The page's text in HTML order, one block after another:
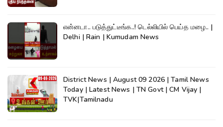
என்னடா.. படுத்துட்டீங்க..! டெல்லியில் பெய்த மழை.. |
Delhi | Rain | Kumudam News
District News | August 09 2026 | Tamil News
Today | Latest News | TN Govt | CM Vijay |
TVK|Tamilnadu